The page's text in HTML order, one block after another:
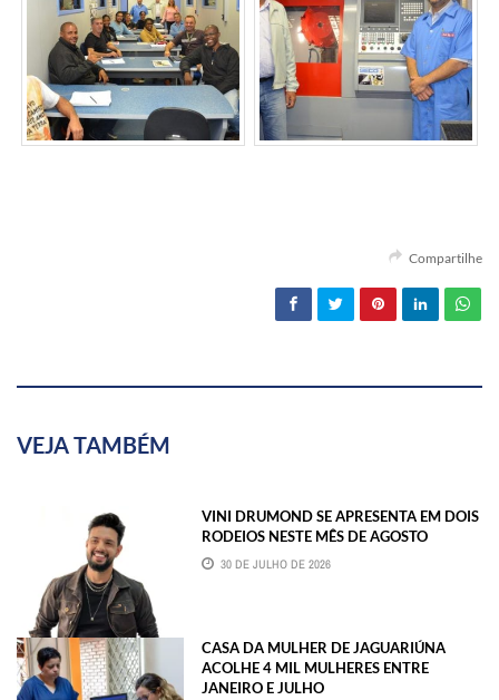
Compartilhe
VEJA TAMBÉM
VINI DRUMOND SE APRESENTA EM DOIS
RODEIOS NESTE MÊS DE AGOSTO
30 DE JULHO DE 2026
CASA DA MULHER DE JAGUARIÚNA
ACOLHE 4 MIL MULHERES ENTRE
JANEIRO E JULHO